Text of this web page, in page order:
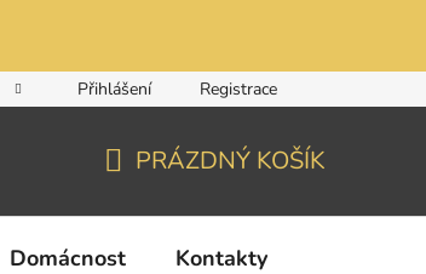
Přihlášení Registrace
KOŠÍK
PRÁZDNÝ KOŠÍK
Domácnost Kontakty